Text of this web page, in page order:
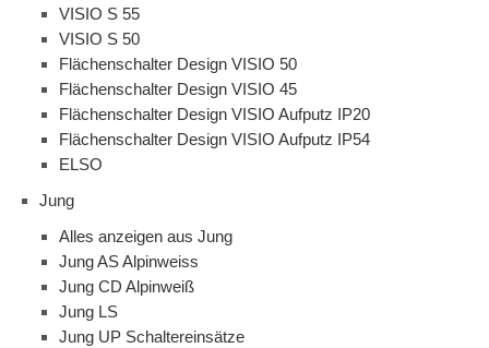
VISIO S 55
VISIO S 50
Flächenschalter Design VISIO 50
Flächenschalter Design VISIO 45
Flächenschalter Design VISIO Aufputz IP20
Flächenschalter Design VISIO Aufputz IP54
ELSO
Jung
Alles anzeigen aus Jung
Jung AS Alpinweiss
Jung CD Alpinweiß
Jung LS
Jung UP Schaltereinsätze